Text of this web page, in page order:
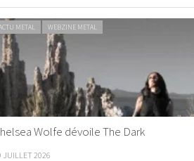
METAL WEBZINE METAL
Wolfe dévoile The Dark
JUILLET 2026